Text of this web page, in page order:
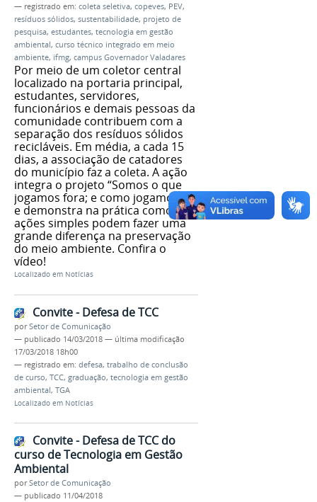
— registrado em: coleta seletiva, copeves, PEV,
resíduos sólidos, sustentabilidade, projeto de
pesquisa, estudantes, tecnologia em gestão
ambiental, curso técnico integrado em meio
ambiente, ifmg, campus Governador Valadares
Por meio de um coletor central
localizado na portaria principal,
estudantes, servidores,
funcionários e demais pessoas da
comunidade contribuem com a
separação dos resíduos sólidos
recicláveis. Em média, a cada 15
dias, a associação de catadores
do município faz a coleta. A ação
integra o projeto “Somos o que
jogamos fora; e como jogamos...”
e demonstra na prática como
ações simples podem fazer uma
grande diferença na preservação
do meio ambiente. Confira o
vídeo!
Localizado em Notícias
Convite - Defesa de TCC
porSetor de Comunicação
— publicado 14/03/2018 — última modificação
17/03/2018 18h00
— registrado em: defesa, trabalho de conclusão
de curso, TCC, graduação, tecnologia em gestão
ambiental, TGA
Localizado em Notícias
Convite - Defesa de TCC do
curso de Tecnologia em Gestão
Ambiental
porSetor de Comunicação
— publicado 11/04/2018